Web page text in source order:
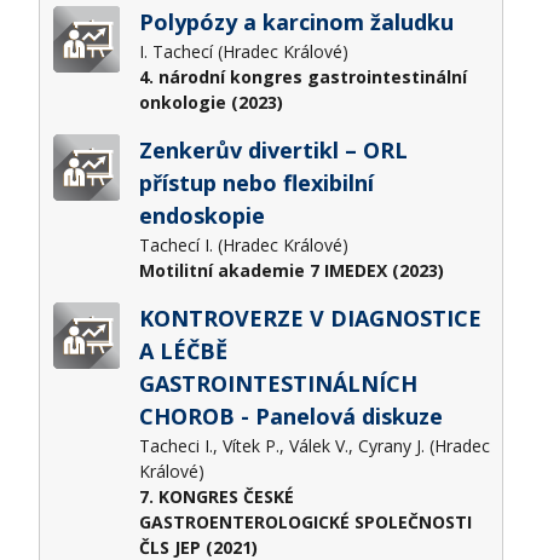
Polypózy a karcinom žaludku
I. Tachecí (Hradec Králové)
4. národní kongres gastrointestinální
onkologie (2023)
Zenkerův divertikl – ORL
přístup nebo flexibilní
endoskopie
Tachecí I. (Hradec Králové)
Motilitní akademie 7 IMEDEX (2023)
KONTROVERZE V DIAGNOSTICE
A LÉČBĚ
GASTROINTESTINÁLNÍCH
CHOROB - Panelová diskuze
Tacheci I., Vítek P., Válek V., Cyrany J. (Hradec
Králové)
7. KONGRES ČESKÉ
GASTROENTEROLOGICKÉ SPOLEČNOSTI
ČLS JEP (2021)